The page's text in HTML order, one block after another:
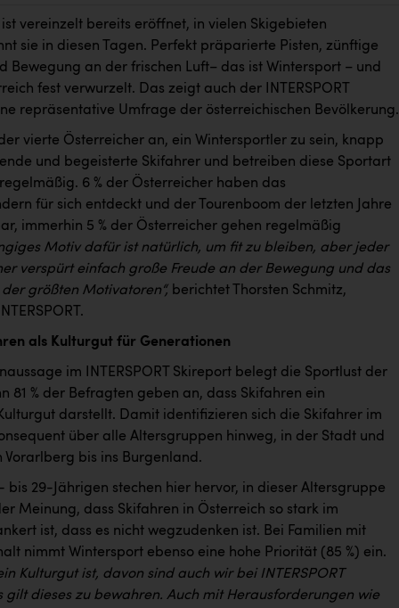
ist vereinzelt bereits eröffnet, in vielen Skigebieten
sie in diesen Tagen. Perfekt präparierte Pisten, zünftige
Bewegung an der frischen Luft– das ist Wintersport – und
fest verwurzelt. Das zeigt auch der INTERSPORT
repräsentative Umfrage der österreichischen Bevölkerung.
vierte Österreicher an, ein Wintersportler zu sein, knapp
und begeisterte Skifahrer und betreiben diese Sportart
6 % der Österreicher haben das
für sich entdeckt und der Tourenboom der letzten Jahre
immerhin 5 % der Österreicher gehen regelmäßig
Motiv dafür ist natürlich, um fit zu bleiben, aber jeder
verspürt einfach große Freude an der Bewegung und das
größten Motivatoren“, berichtet Thorsten Schmitz,
als Kulturgut für Generationen
im INTERSPORT Skireport belegt die Sportlust der
81 % der Befragten geben an, dass Skifahren ein
darstellt. Damit identifizieren sich die Skifahrer im
über alle Altersgruppen hinweg, in der Stadt und
Vorarlberg bis ins Burgenland.
bis 29-Jährigen stechen hier hervor, in dieser Altersgruppe
Meinung, dass Skifahren in Österreich so stark im
ist, dass es nicht wegzudenken ist. Bei Familien mit
nimmt Wintersport ebenso eine hohe Priorität (85 %) ein.
Kulturgut ist, davon sind auch wir bei INTERSPORT
gilt dieses zu bewahren. Auch mit Herausforderungen wie